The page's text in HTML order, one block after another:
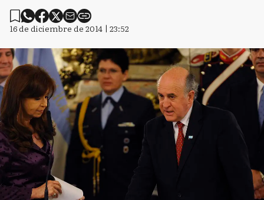
16 de diciembre de 2014 | 23:52